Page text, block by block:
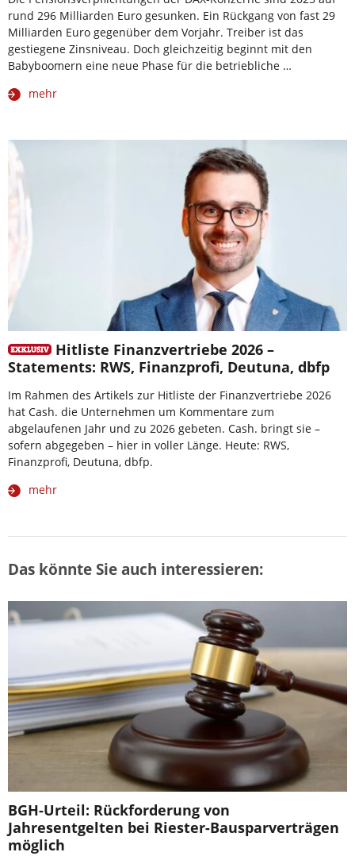
rund 296 Milliarden Euro gesunken. Ein Rückgang von fast 29
Milliarden Euro gegenüber dem Vorjahr. Treiber ist das
gestiegene Zinsniveau. Doch gleichzeitig beginnt mit den
Babyboomern eine neue Phase für die betriebliche …
mehr
Hitliste Finanzvertriebe 2026 –
Statements: RWS, Finanzprofi, Deutuna, dbfp
Im Rahmen des Artikels zur Hitliste der Finanzvertriebe 2026
hat Cash. die Unternehmen um Kommentare zum
abgelaufenen Jahr und zu 2026 gebeten. Cash. bringt sie –
sofern abgegeben – hier in voller Länge. Heute: RWS,
Finanzprofi, Deutuna, dbfp.
mehr
Das könnte Sie auch interessieren:
BGH-Urteil: Rückforderung von
Jahresentgelten bei Riester-Bausparverträgen
möglich